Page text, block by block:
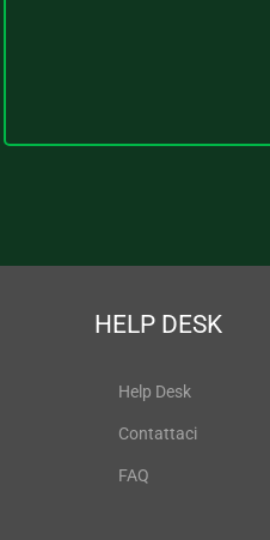
HELP DESK
Help Desk
Contattaci
FAQ